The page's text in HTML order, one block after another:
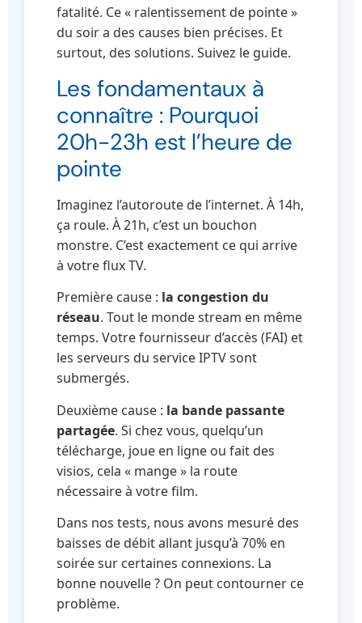
fatalité. Ce « ralentissement de pointe »
du soir a des causes bien précises. Et
surtout, des solutions. Suivez le guide.
Les fondamentaux à
connaître : Pourquoi
20h-23h est l’heure de
pointe
Imaginez l’autoroute de l’internet. À 14h,
ça roule. À 21h, c’est un bouchon
monstre. C’est exactement ce qui arrive
à votre flux TV.
Première cause : la congestion du
réseau. Tout le monde stream en même
temps. Votre fournisseur d’accès (FAI) et
les serveurs du service IPTV sont
submergés.
Deuxième cause : la bande passante
partagée. Si chez vous, quelqu’un
télécharge, joue en ligne ou fait des
visios, cela « mange » la route
nécessaire à votre film.
Dans nos tests, nous avons mesuré des
baisses de débit allant jusqu’à 70% en
soirée sur certaines connexions. La
bonne nouvelle ? On peut contourner ce
problème.